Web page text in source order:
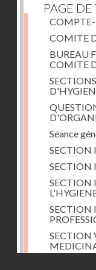
PAGE DE
COMITE
BUREAU
COMITE
Séance
SECTION
SECTION
SECTION
SECTION
SECTION